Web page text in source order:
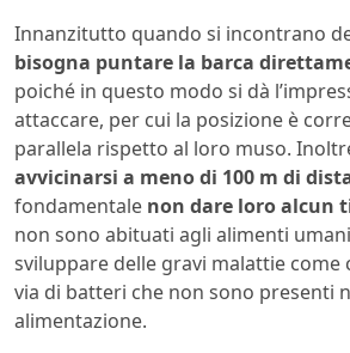
Innanzitutto quando si incontrano
bisogna puntare la barca
poiché in questo modo si dà
attaccare, per cui la posizione è
parallela rispetto al loro muso.
avvicinarsi a meno di 100 m di
fondamentale non dare loro alcun
non sono abituati agli alimenti
sviluppare delle gravi malattie come
via di batteri che non sono presenti
alimentazione.